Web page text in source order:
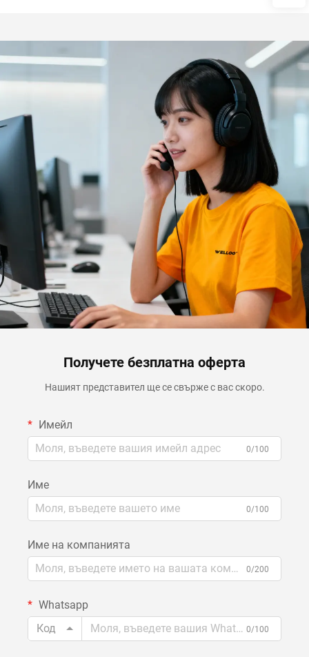
Получете безплатна оферта
Нашият представител ще се свърже с вас скоро.
Имейл
0/100
Име
0/100
Име на компанията
0/200
Whatsapp
Код
0/100